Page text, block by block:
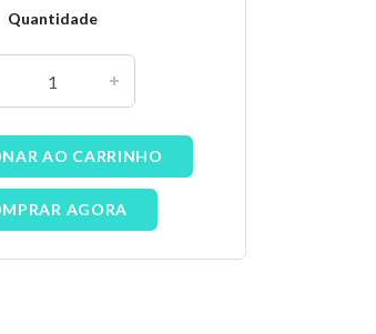
Quantidade
AO CARRINHO
AGORA